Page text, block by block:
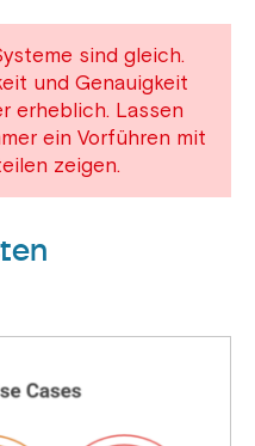
sind gleich.
und Genauigkeit
erheblich. Lassen
ein Vorführen mit
zeigen.